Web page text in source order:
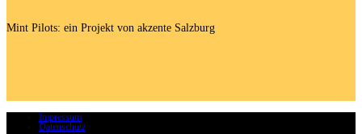
Mint Pilots: ein Projekt von akzente Salzburg
Impressum
Datenschutz